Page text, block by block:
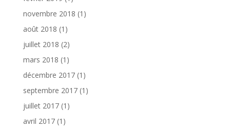
novembre 2018 (1)
août 2018 (1)
juillet 2018 (2)
mars 2018 (1)
décembre 2017(1)
septembre 2017(1)
juillet 2017(1)
avril 2017(1)